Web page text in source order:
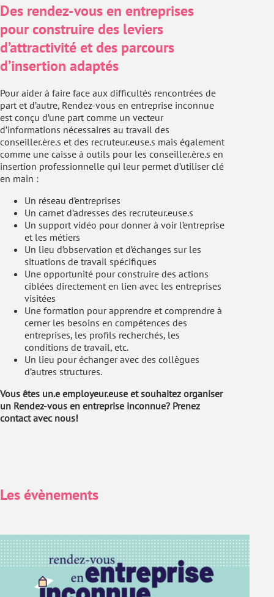
Des rendez-vous en entreprises
pour construire des leviers
d’attractivité et des parcours
d’insertion adaptés
Pour aider à faire face aux difficultés rencontrées de
part et d’autre, Rendez-vous en entreprise inconnue
est conçu d’une part comme un vecteur
d’informations nécessaires au travail des
conseiller.ère.s et des recruteur.euse.s mais également
comme une caisse à outils pour les conseiller.ère.s en
insertion professionnelle qui leur permet d’utiliser clé
en main :
Un réseau d’entreprises
Un carnet d’adresses des recruteur.euse.s
Un support vidéo pour donner à voir l’entreprise
et les métiers
Un lieu d’observation et d’échanges sur les
situations de travail spécifiques
Une opportunité pour construire des actions
ciblées directement en lien avec les entreprises
visitées
Une formation pour apprendre et comprendre à
cerner les besoins en compétences des
entreprises, les profils recherchés, les
conditions de travail, etc.
Un lieu pour échanger avec des collègues
d’autres structures.
Vous êtes un.e employeur.euse et souhaitez organiser
un Rendez-vous en entreprise inconnue? Prenez
contact avec nous!
Les évènements